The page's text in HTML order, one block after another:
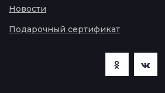
Новости
Подарочный сертификат